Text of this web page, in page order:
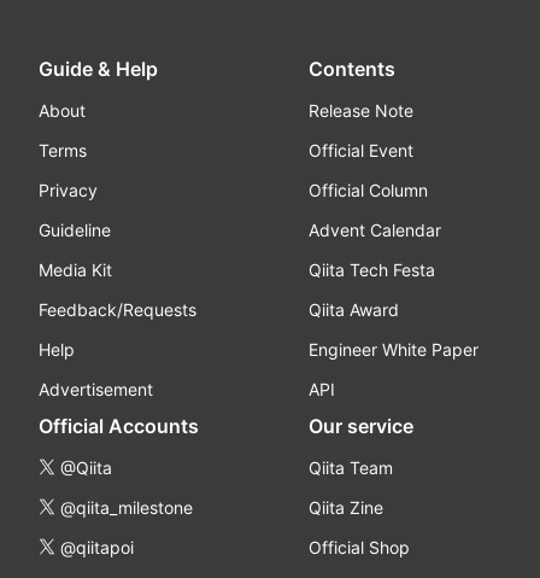
Guide & Help
About
Terms
Privacy
Guideline
Media Kit
Feedback/Requests
Help
Advertisement
Contents
Release Note
Official Event
Official Column
Advent Calendar
Qiita Tech Festa
Qiita Award
Engineer White Paper
API
Official Accounts
@Qiita
@qiita_milestone
@qiitapoi
Our service
Qiita Team
Qiita Zine
Official Shop